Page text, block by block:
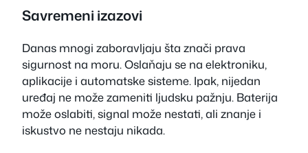
Savremeni izazovi
Danas mnogi zaboravljaju šta znači prava
sigurnost na moru. Oslaňaju se na elektroniku,
aplikacije i automatske sisteme. Ipak, nijedan
uređaj ne može zameniti ljudsku pažnju. Baterija
može oslabiti, signal može nestati, ali znanje i
iskustvo ne nestaju nikada.